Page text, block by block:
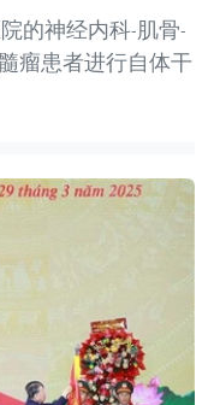
的神经内科-肌骨-
瘤患者进行自体干